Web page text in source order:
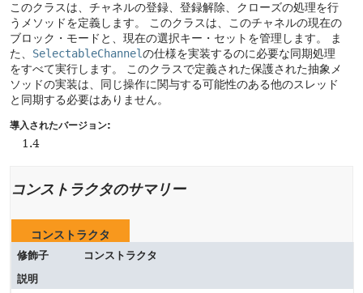
このクラスは、チャネルの登録、登録解除、クローズの処理を行
うメソッドを定義します。
このクラスは、このチャネルの現在の
ブロック・モードと、現在の選択キー・セットを管理します。
ま
た、 SelectableChannelの仕様を実装するのに必要な同期処理
をすべて実行します。
このクラスで定義された保護された抽象メ
ソッドの実装は、同じ操作に関与する可能性のある他のスレッド
と同期する必要はありません。
導入されたバージョン:
1.4
コンストラクタのサマリー
コンストラクタ
修飾子
コンストラクタ
説明